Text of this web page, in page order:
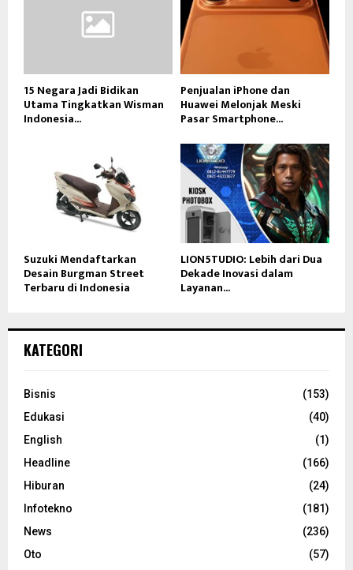
15 Negara Jadi Bidikan
Utama Tingkatkan Wisman
Indonesia...
Penjualan iPhone dan
Huawei Melonjak Meski
Pasar Smartphone...
Suzuki Mendaftarkan
Desain Burgman Street
Terbaru di Indonesia
LION5TUDIO: Lebih dari Dua
Dekade Inovasi dalam
Layanan...
KATEGORI
Bisnis
(153)
Edukasi
(40)
English
(1)
Headline
(166)
Hiburan
(24)
Infotekno
(181)
News
(236)
Oto
(57)